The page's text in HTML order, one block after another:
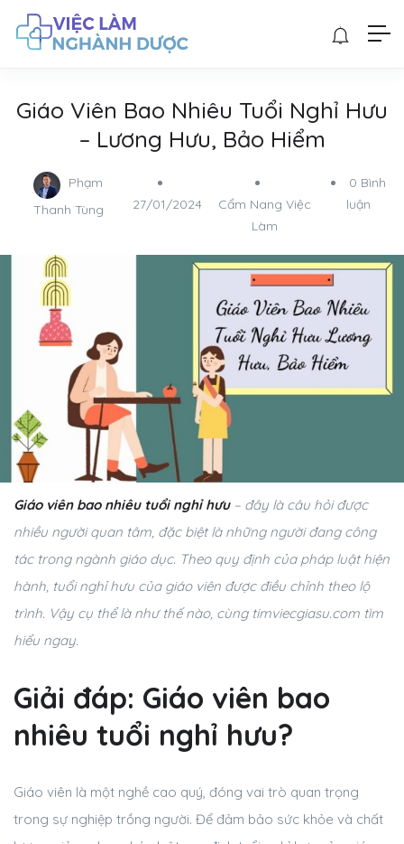
Giáo Viên Bao Nhiêu Tuổi Nghỉ Hưu
– Lương Hưu, Bảo Hiểm
Phạm
Thanh Tùng
27/01/2024
Cẩm Nang Việc
Làm
0 Bình
luận
Giáo viên bao nhiêu tuổi nghỉ hưu– đây là câu hỏi được
nhiều người quan tâm, đặc biệt là những người đang công
tác trong ngành giáo dục. Theo quy định của pháp luật hiện
hành, tuổi nghỉ hưu của giáo viên được điều chỉnh theo lộ
trình. Vậy cụ thể là như thế nào, cùng timviecgiasu.com tìm
hiểu ngay.
Giải đáp: Giáo viên bao
nhiêu tuổi nghỉ hưu?
Giáo viên là một nghề cao quý, đóng vai trò quan trọng
trong sự nghiệp trồng người. Để đảm bảo sức khỏe và chất